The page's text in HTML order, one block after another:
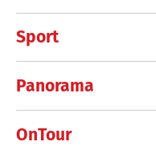
Sport
Panorama
OnTour